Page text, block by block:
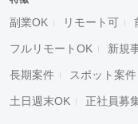
副業OK リモート可
フルリモートOK 新規
長期案件 スポット案件
土日週末OK 正社員募